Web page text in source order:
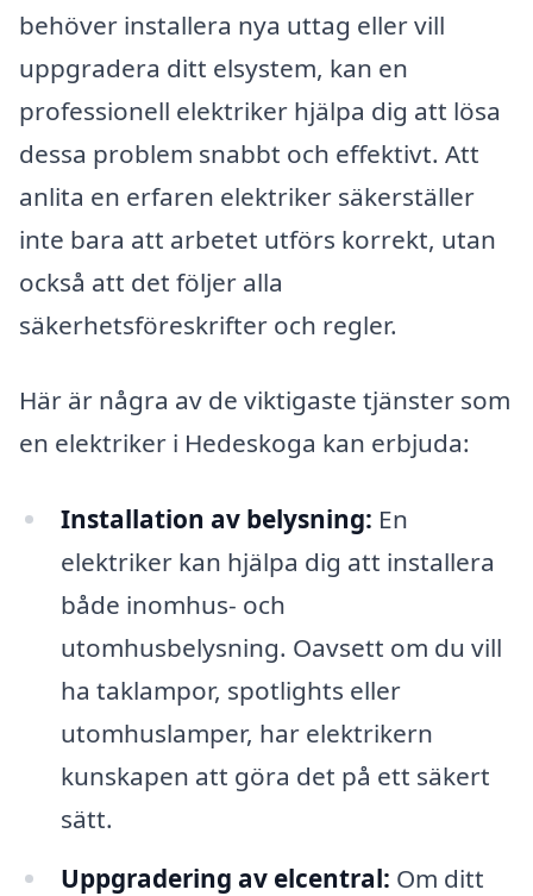
behöver installera nya uttag eller vill
uppgradera ditt elsystem, kan en
professionell elektriker hjälpa dig att lösa
dessa problem snabbt och effektivt. Att
anlita en erfaren elektriker säkerställer
inte bara att arbetet utförs korrekt, utan
också att det följer alla
säkerhetsföreskrifter och regler.
Här är några av de viktigaste tjänster som
en elektriker i Hedeskoga kan erbjuda:
Installation av belysning: En
elektriker kan hjälpa dig att installera
både inomhus- och
utomhusbelysning. Oavsett om du vill
ha taklampor, spotlights eller
utomhuslamper, har elektrikern
kunskapen att göra det på ett säkert
sätt.
Uppgradering av elcentral: Om ditt